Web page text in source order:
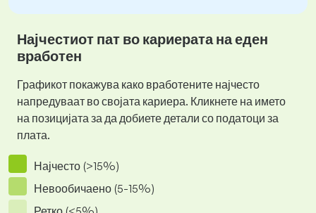
Најчестиот пат во кариерата на еден
вработен
Графикот покажува како вработените најчесто
напредуваат во својата кариера. Кликнете на името
на позицијата за да добиете детали со податоци за
плата.
Најчесто (>15%)
Невообичаено (5-15%)